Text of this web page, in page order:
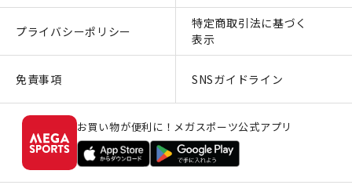
プライバシーポリシー
特定商取引法に基づく
表示
免責事項 SNSガイドライン
お買い物が便利に！メガスポーツ公式アプリ